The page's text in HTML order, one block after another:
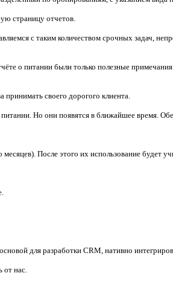
страницу отчетов.
с таким количеством срочных задач,
о питании были только полезные примечания.
своего дорогого клиента.
Но они появятся в ближайшее время.
После этого их использование будет
для разработки CRM, нативно
нас.